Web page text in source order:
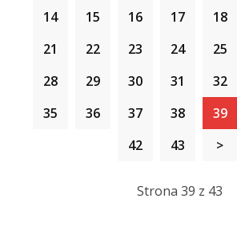
14
15 16 17 18
21
22 23 24 25
28
29 30 31 32
35
36 37 38 39
42
43 >
Strona 39 z 43